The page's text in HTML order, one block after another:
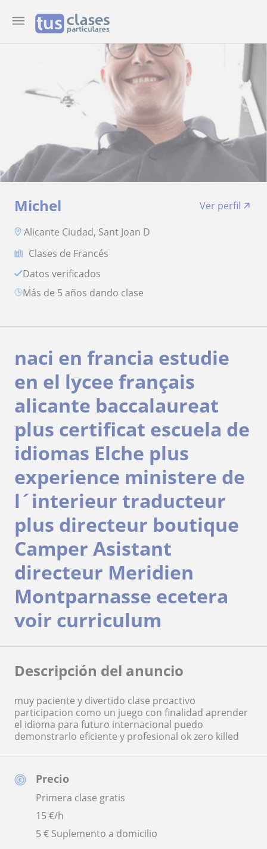
Michel
Ver perfil
Alicante Ciudad, Sant Joan D
Clases de Francés
Datos verificados
más de 5 años dando clase
Precio
Primera clase gratis
15€/h
5 € Suplemento a domicilio
naci en francia estudie
en el lycee français
alicante baccalaureat
plus certificat escuela de
idiomas Elche plus
experience ministere de
l´interieur traducteur
plus directeur boutique
Camper Asistant
directeur Meridien
Montparnasse ecetera
voir curriculum
Descripción del anuncio
muy paciente y divertido clase proactivo
participacion como un juego con finalidad aprender
el idioma para futuro internacional puedo
demonstrarlo eficiente y profesional ok zero killed